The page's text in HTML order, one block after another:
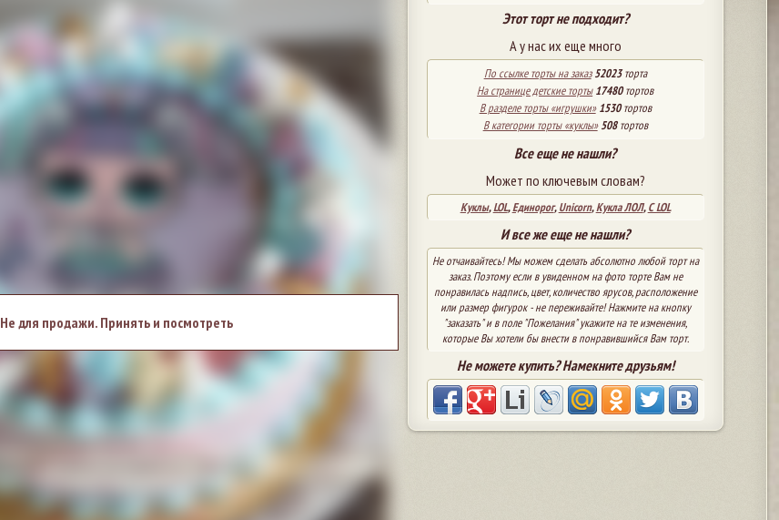
Не для продажи. Принять и посмотреть
Этот торт не подходит?
А у нас их еще много
По ссылке торты на заказ 52023торта
На странице детские торты 17480тортов
В разделе торты «игрушки» 1530тортов
В категории торты «куклы» 508тортов
Все еще не нашли?
Может по ключевым словам?
Куклы,LOL,Единорог,Unicorn,Кукла ЛОЛ,С LOL
И все же еще не нашли?
Не отчаивайтесь! Мы можем сделать абсолютно любой торт на
заказ. Поэтому если в увиденном на фото торте Вам не
понравилась надпись, цвет, количество ярусов, расположение
или размер фигурок - не переживайте! Нажмите на кнопку
"заказать" и в поле "Пожелания" укажите на те изменения,
которые Вы хотели бы внести в понравившийся Вам торт.
Не можете купить? Намекните друзьям!